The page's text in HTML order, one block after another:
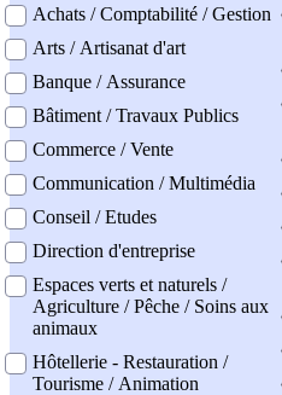
professionel
Achats / Comptabilité / Gestion
Arts / Artisanat d'art
Banque / Assurance
Bâtiment / Travaux Publics
Commerce / Vente
Communication / Multimédia
Conseil / Etudes
Direction d'entreprise
Espaces verts et naturels /
Agriculture / Pêche / Soins aux
animaux
Hôtellerie - Restauration /
Tourisme / Animation